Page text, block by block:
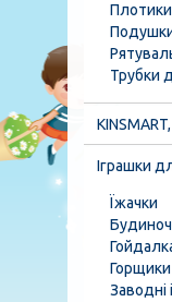
Плотики
Трубки
Іграшки
Їжачки
Горщики
Заводні